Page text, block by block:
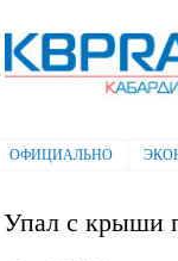
Электронная газета
Балкарская правда"
Главное меню
ОФИЦИАЛЬНО
Упал с крыши